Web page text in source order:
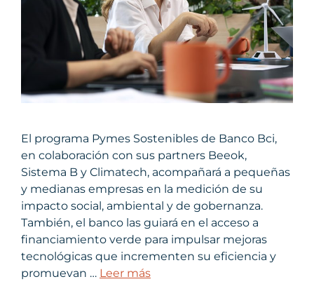
El programa Pymes Sostenibles de Banco Bci,
en colaboración con sus partners Beeok,
Sistema B y Climatech, acompañará a pequeñas
y medianas empresas en la medición de su
impacto social, ambiental y de gobernanza.
También, el banco las guiará en el acceso a
financiamiento verde para impulsar mejoras
tecnológicas que incrementen su eficiencia y
promuevan … Leer más